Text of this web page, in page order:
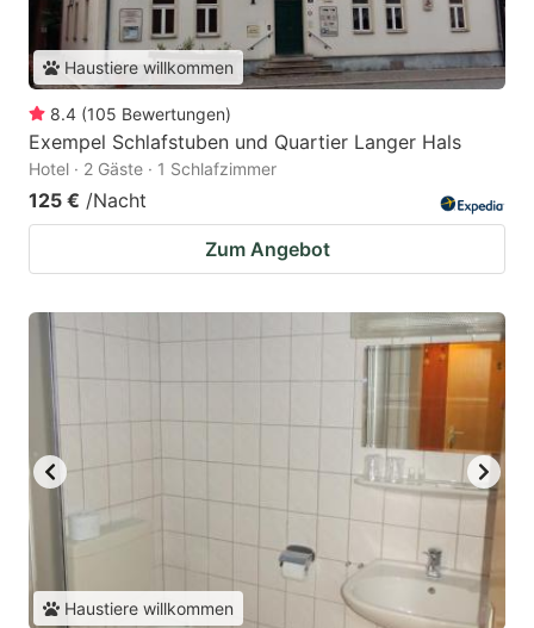
Haustiere willkommen
8.4 (105 Bewertungen)
Exempel Schlafstuben und Quartier Langer Hals
Hotel · 2 Gäste · 1 Schlafzimmer
125 € /Nacht
Zum Angebot
Haustiere willkommen